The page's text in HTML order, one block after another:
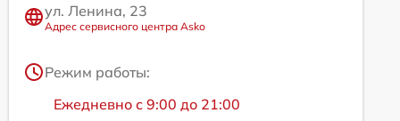
ул. Ленина, 23
Адрес сервисного центра Asko
Режим работы:
Ежедневно с 9:00 до 21:00